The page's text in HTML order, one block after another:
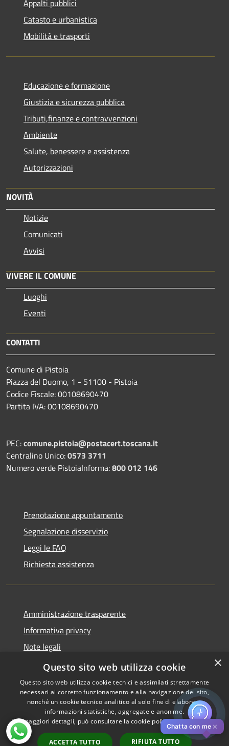
Appalti pubblici
Catasto e urbanistica
Mobilità e trasporti
Educazione e formazione
Giustizia e sicurezza pubblica
Tributi,finanze e contravvenzioni
Ambiente
Salute, benessere e assistenza
Autorizzazioni
NOVITÀ
Notizie
Comunicati
Avvisi
VIVERE IL COMUNE
Luoghi
Eventi
CONTATTI
Comune di Pistoia
Piazza del Duomo, 1 - 51100 - Pistoia
Codice Fiscale: 00108690470
Partita IVA: 00108690470
PEC:comune.pistoia@postacert.toscana.it
Centralino Unico:0573 3711
Numero verde PistoiaInforma:800 012 146
Prenotazione appuntamento
Segnalazione disservizio
Leggi le FAQ
Richiesta assistenza
Amministrazione trasparente
Informativa privacy
Note legali
Dichiarazione di accessibilità
Accessibilità
Privacy
Copyright © 2026 • Comune di
Pistoia • Powered by
Municipium• Accesso
Chatta con me ✕
×
Questo sito web utilizza cookie
Questo sito web utilizza cookie tecnici e assimilati strettamente
necessari al corretto funzionamento e alla navigazione del sito,
nonché un cookie tecnico analitico al solo fine di elaborare
informazioni statistiche, aggregate e anonime.
Per maggiori dettagli, può consultare la cookie policy al seguentelink
ACCETTA TUTTO RIFIUTA TUTTO